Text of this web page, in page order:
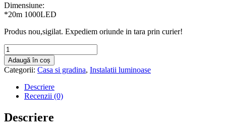
Dimensiune:
*20m 1000LED
Produs nou,sigilat. Expediem oriunde in tara prin curier!
Cantitate
Banda
luminoasa
flexibila
LED
20m
Adaugă în coș
Categorii: Casa si gradina, Instalatii luminoase
Descriere
Recenzii (0)
Descriere